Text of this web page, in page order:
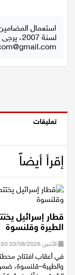
لسنة 2007، يرجى ارسال رسالة الى:
تعليقات
إقرأ أيضاً
قطار إسرائيل
الطيرة وقلنسوة
الأثنين 03/08/2026 15:50
في أعقاب افتتاح
والطيبة–قلنسوة،